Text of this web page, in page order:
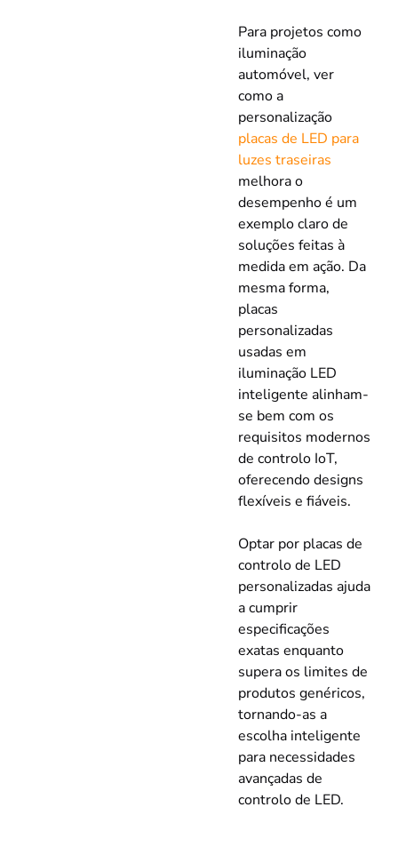
Para projetos como
iluminação
automóvel, ver
como a
personalização
placas de LED para
luzes traseiras
melhora o
desempenho é um
exemplo claro de
soluções feitas à
medida em ação. Da
mesma forma,
placas
personalizadas
usadas em
iluminação LED
inteligente alinham-
se bem com os
requisitos modernos
de controlo IoT,
oferecendo designs
flexíveis e fiáveis.
Optar por placas de
controlo de LED
personalizadas ajuda
a cumprir
especificações
exatas enquanto
supera os limites de
produtos genéricos,
tornando-as a
escolha inteligente
para necessidades
avançadas de
controlo de LED.